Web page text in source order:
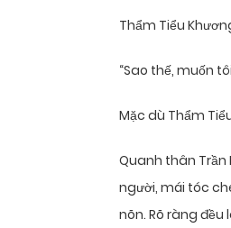
Thẩm Tiểu
“Sao thế, muốn
Mặc dù Thẩm
Quanh thân
người, mái tóc
nõn. Rõ ràng